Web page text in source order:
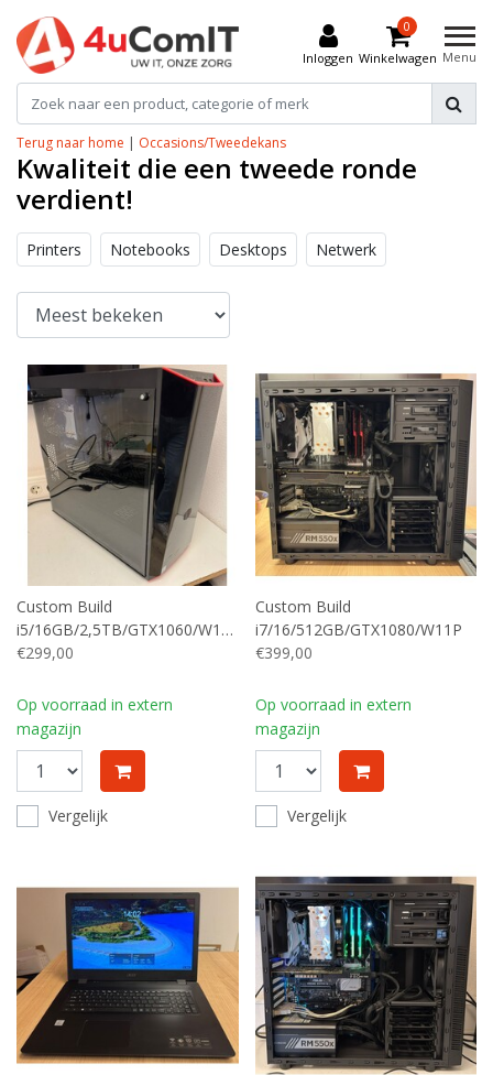
Inloggen
0
Winkelwagen Menu
Terug naar home | Occasions/Tweedekans
Kwaliteit die een tweede ronde
verdient!
Printers Notebooks Desktops Netwerk
Custom Build
i5/16GB/2,5TB/GTX1060/W11P
€299,00
Op voorraad in extern
magazijn
Vergelijk
Custom Build
i7/16/512GB/GTX1080/W11P
€399,00
Op voorraad in extern
magazijn
Vergelijk